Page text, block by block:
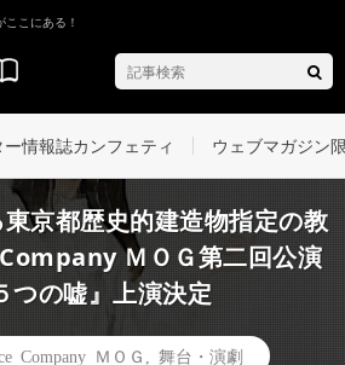
こにある！
ー情報誌カンフェティ ウェブマガジン
京都歴史的建造物指定の教
ＭＯＧ第二回公演
つの嘘』上演決定
Company ＭＯＧ 舞台・演劇